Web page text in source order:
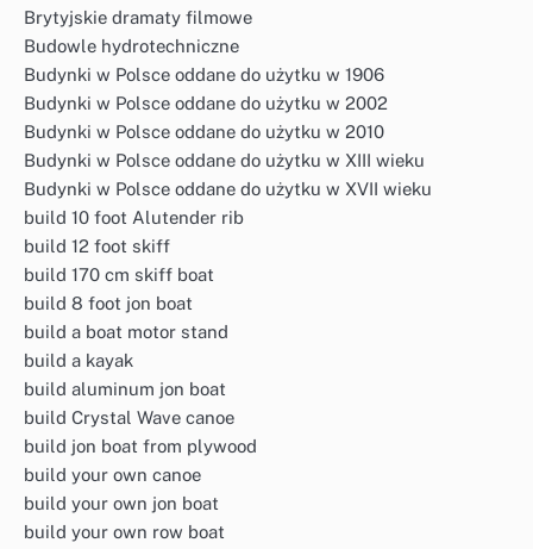
Brytyjskie dramaty filmowe
Budowle hydrotechniczne
Budynki w Polsce oddane do użytku w 1906
Budynki w Polsce oddane do użytku w 2002
Budynki w Polsce oddane do użytku w 2010
Budynki w Polsce oddane do użytku w XIII wieku
Budynki w Polsce oddane do użytku w XVII wieku
build 10 foot Alutender rib
build 12 foot skiff
build 170 cm skiff boat
build 8 foot jon boat
build a boat motor stand
build a kayak
build aluminum jon boat
build Crystal Wave canoe
build jon boat from plywood
build your own canoe
build your own jon boat
build your own row boat